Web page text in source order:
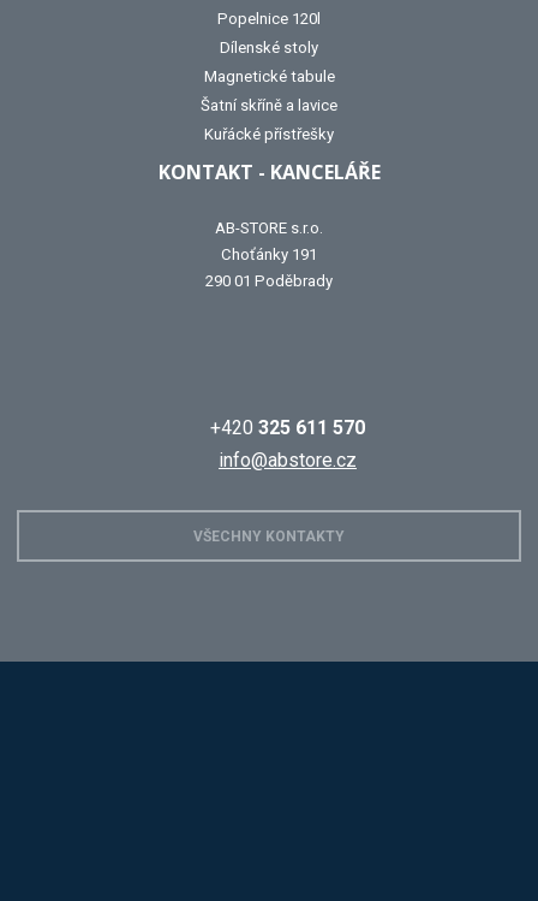
Popelnice 120l
Dílenské stoly
Magnetické tabule
Šatní skříně a lavice
Kuřácké přístřešky
KONTAKT - KANCELÁŘE
AB-STORE s.r.o.
Choťánky 191
290 01 Poděbrady
+420 325 611 570
info@abstore.cz
VŠECHNY KONTAKTY